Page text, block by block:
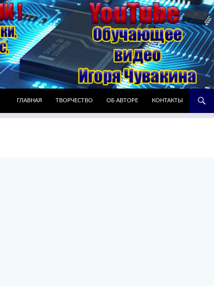
ГЛАВНАЯ
ТВОРЧЕСТВО ОБ АВТОРЕ КОНТАКТЫ